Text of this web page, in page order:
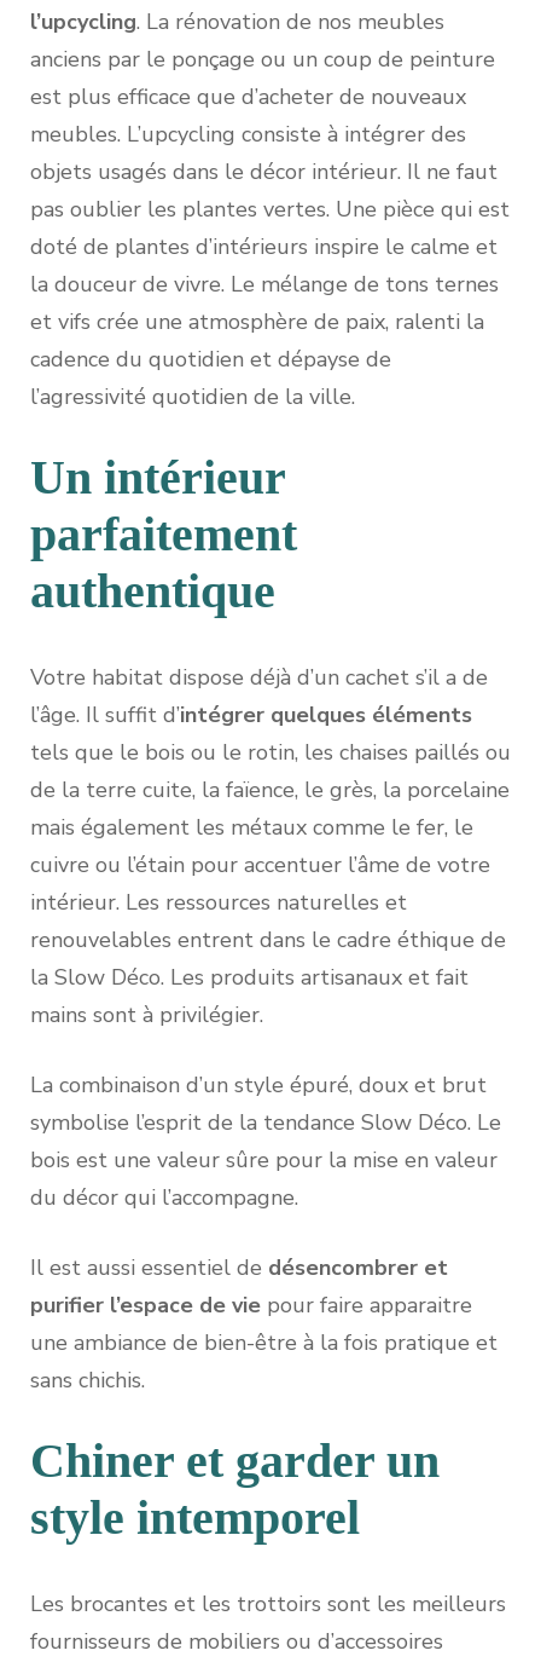
l’upcycling. La rénovation de nos meubles
anciens par le ponçage ou un coup de peinture
est plus efficace que d’acheter de nouveaux
meubles. L’upcycling consiste à intégrer des
objets usagés dans le décor intérieur. Il ne faut
pas oublier les plantes vertes. Une pièce qui est
doté de plantes d’intérieurs inspire le calme et
la douceur de vivre. Le mélange de tons ternes
et vifs crée une atmosphère de paix, ralenti la
cadence du quotidien et dépayse de
l’agressivité quotidien de la ville.
Un intérieur
parfaitement
authentique
Votre habitat dispose déjà d’un cachet s’il a de
l’âge. Il suffit d’intégrer quelques éléments
tels que le bois ou le rotin, les chaises paillés ou
de la terre cuite, la faïence, le grès, la porcelaine
mais également les métaux comme le fer, le
cuivre ou l’étain pour accentuer l’âme de votre
intérieur. Les ressources naturelles et
renouvelables entrent dans le cadre éthique de
la Slow Déco. Les produits artisanaux et fait
mains sont à privilégier.
La combinaison d’un style épuré, doux et brut
symbolise l’esprit de la tendance Slow Déco. Le
bois est une valeur sûre pour la mise en valeur
du décor qui l’accompagne.
Il est aussi essentiel de désencombrer et
purifier l’espace de vie pour faire apparaitre
une ambiance de bien-être à la fois pratique et
sans chichis.
Chiner et garder un
style intemporel
Les brocantes et les trottoirs sont les meilleurs
fournisseurs de mobiliers ou d’accessoires